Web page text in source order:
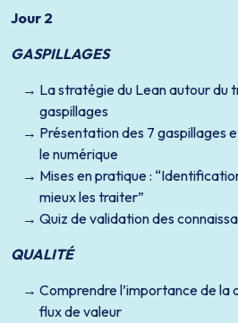
Jour 2
GASPILLAGES
La stratégie du Lean autour du
gaspillages
Présentation des 7 gaspillages
le numérique
Mises en pratique :
mieux les traiter”
Quiz de validation des
QUALITÉ
Comprendre l’importance de la
flux de valeur